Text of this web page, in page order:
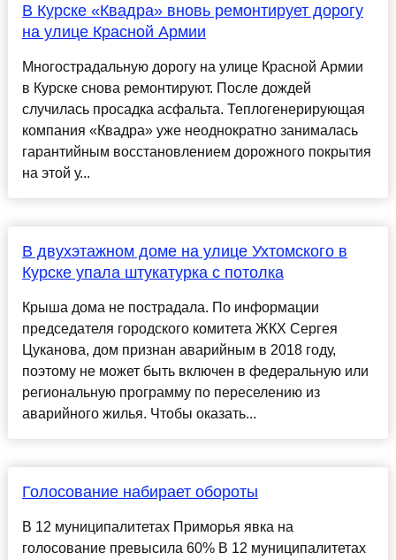
В Курске «Квадра» вновь ремонтирует дорогу
на улице Красной Армии
Многострадальную дорогу на улице Красной Армии
в Курске снова ремонтируют. После дождей
случилась просадка асфальта. Теплогенерирующая
компания «Квадра» уже неоднократно занималась
гарантийным восстановлением дорожного покрытия
на этой у...
В двухэтажном доме на улице Ухтомского в
Курске упала штукатурка с потолка
Крыша дома не пострадала. По информации
председателя городского комитета ЖКХ Сергея
Цуканова, дом признан аварийным в 2018 году,
поэтому не может быть включен в федеральную или
региональную программу по переселению из
аварийного жилья. Чтобы оказать...
Голосование набирает обороты
В 12 муниципалитетах Приморья явка на
голосование превысила 60% В 12 муниципалитетах